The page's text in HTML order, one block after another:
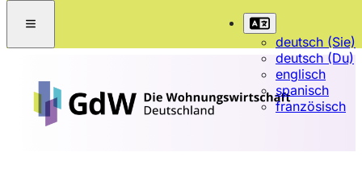
deutsch (Sie)
deutsch (Du)
englisch
spanisch
französisch